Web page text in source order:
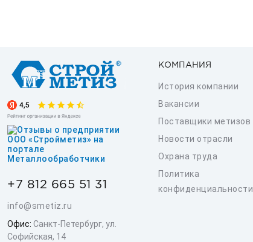
+7 812 665 51 31
info@smetiz.ru
Офис: Санкт-Петербург, ул.
Софийская, 14
КОМПАНИЯ
История компании
Вакансии
Поставщики метизов
Новости отрасли
Охрана труда
Политика
конфиденциальности